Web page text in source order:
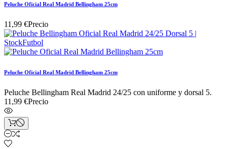
Peluche Oficial Real Madrid Bellingham 25cm
11,99 €Precio
Peluche Oficial Real Madrid Bellingham 25cm
Peluche Bellingham Real Madrid 24/25 con uniforme y dorsal 5.
11,99 €Precio